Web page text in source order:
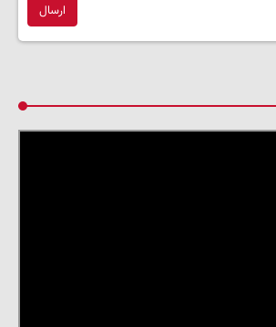
ارسال